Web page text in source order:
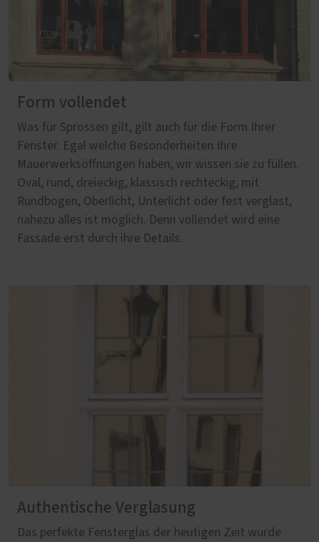
Form vollendet
Was für Sprossen gilt, gilt auch für die Form Ihrer
Fenster. Egal welche Besonderheiten Ihre
Mauerwerksöffnungen haben, wir wissen sie zu füllen.
Oval, rund, dreieckig, klassisch rechteckig, mit
Rundbogen, Oberlicht, Unterlicht oder fest verglast,
nahezu alles ist möglich. Denn vollendet wird eine
Fassade erst durch ihre Details.
Authentische Verglasung
Das perfekte Fensterglas der heutigen Zeit wurde